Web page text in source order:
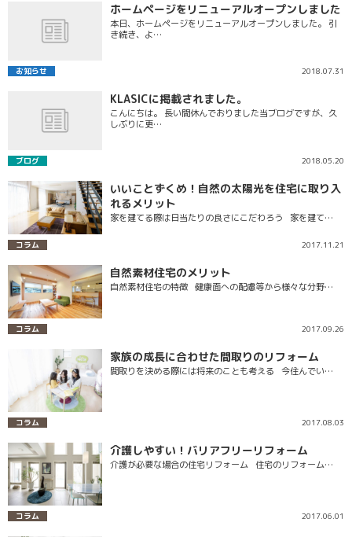
ホームページをリニューアルオープンしました
本日、ホームページをリニューアルオープンしました。 引
き続き、よ…
お知らせ 2018.07.31
KLASICに掲載されました。
こんにちは。 長い間休んでおりました当ブログですが、久
しぶりに更…
ブログ 2018.05.20
いいことずくめ！自然の太陽光を住宅に取り入
れるメリット
家を建てる際は日当たりの良さにこだわろう 家を建て…
コラム 2017.11.21
自然素材住宅のメリット
自然素材住宅の特徴 健康面への配慮等から様々な分野…
コラム 2017.09.26
家族の成長に合わせた間取りのリフォーム
間取りを決める際には将来のことも考える 今住んでい…
コラム 2017.08.03
介護しやすい！バリアフリーリフォーム
介護が必要な場合の住宅リフォーム 住宅のリフォーム…
コラム 2017.06.01